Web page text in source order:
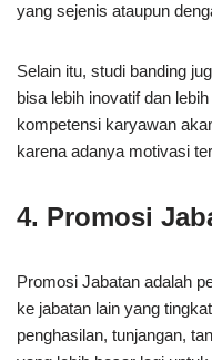
yang sejenis ataupun
Selain itu, studi banding
bisa lebih inovatif dan
kompetensi karyawan
karena adanya motivasi
4. Promosi
Promosi Jabatan adalah
ke jabatan lain yang
penghasilan, tunjangan,